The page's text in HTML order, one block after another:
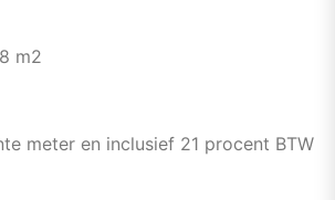
m2
meter en inclusief 21 procent BTW